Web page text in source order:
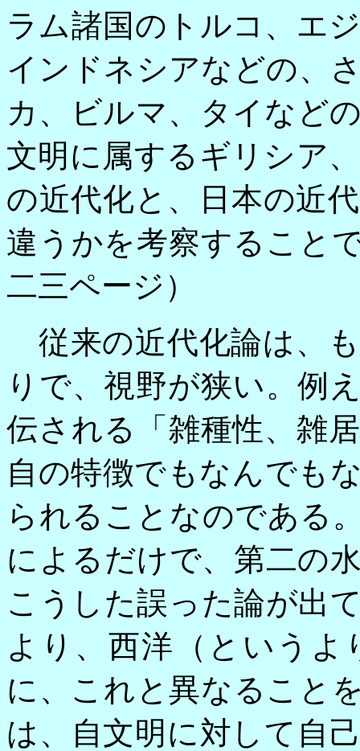
ラム諸国のトルコ、エ
インドネシアなどの、
カ、ビルマ、タイなど
文明に属するギリシア
の近代化と、日本の近
違うかを考察すること
二三ページ）
従来の近代化論は、
りで、視野が狭い。例
伝される「雑種性、雑
自の特徴でもなんでも
られることなのである
によるだけで、第二の
こうした誤った論が出
より、西洋（というよ
に、これと異なること
は、自文明に対して自